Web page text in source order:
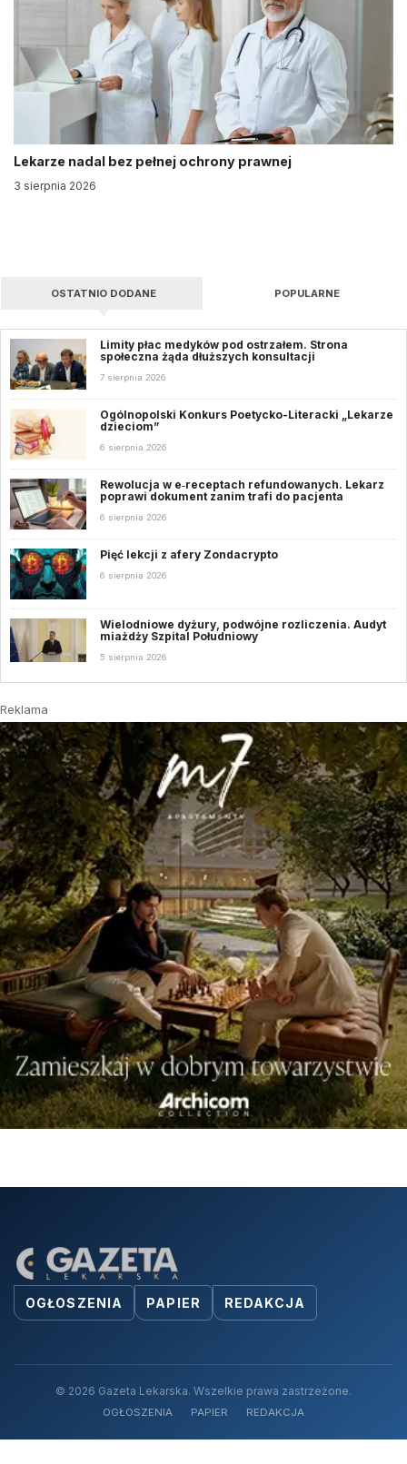
Lekarze nadal bez pełnej ochrony prawnej
3 sierpnia 2026
OSTATNIO DODANE POPULARNE
Limity płac medyków pod ostrzałem. Strona
społeczna żąda dłuższych konsultacji
7 sierpnia 2026
Ogólnopolski Konkurs Poetycko-Literacki „Lekarze
dzieciom”
6 sierpnia 2026
Rewolucja w e‑receptach refundowanych. Lekarz
poprawi dokument zanim trafi do pacjenta
6 sierpnia 2026
Pięć lekcji z afery Zondacrypto
6 sierpnia 2026
Wielodniowe dyżury, podwójne rozliczenia. Audyt
miażdży Szpital Południowy
5 sierpnia 2026
Reklama
OGŁOSZENIA PAPIER REDAKCJA
© 2026 Gazeta Lekarska. Wszelkie prawa zastrzeżone.
OGŁOSZENIA PAPIER REDAKCJA